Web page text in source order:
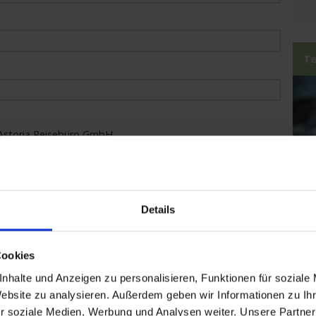
Details
und Anzeigen zu personalisieren, Funktionen für soziale
zu analysieren. Außerdem geben wir Informationen zu
soziale Medien, Werbung und Analysen weiter. Unsere
Reisebüro GmbH.
möglich!